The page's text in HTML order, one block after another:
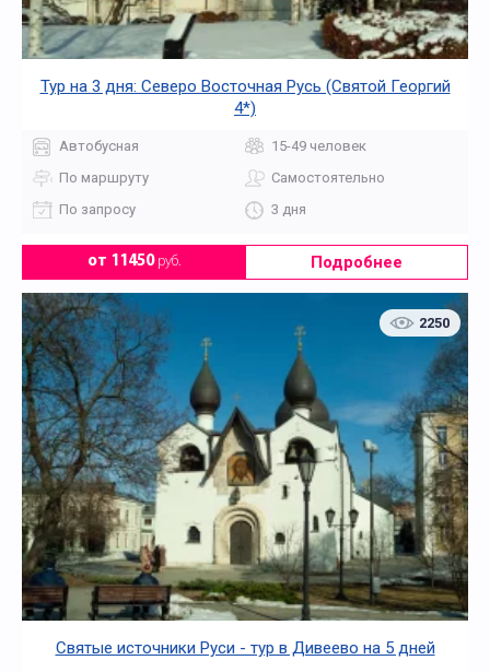
Тур на 3 дня: Северо Восточная Русь (Святой Георгий
4*)
Автобусная
15-49 человек
По маршруту
Самостоятельно
По запросу
3 дня
от 11450руб. Подробнее
2250
Святые источники Руси - тур в Дивеево на 5 дней